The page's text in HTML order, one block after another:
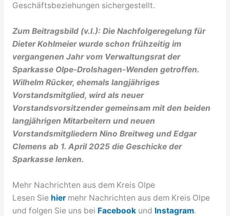
Geschäftsbeziehungen sichergestellt.
Zum Beitragsbild (v.l.): Die Nachfolgeregelung für
Dieter Kohlmeier wurde schon frühzeitig im
vergangenen Jahr vom Verwaltungsrat der
Sparkasse Olpe-Drolshagen-Wenden getroffen.
Wilhelm Rücker, ehemals langjähriges
Vorstandsmitglied, wird als neuer
Vorstandsvorsitzender gemeinsam mit den beiden
langjährigen Mitarbeitern und neuen
Vorstandsmitgliedern Nino Breitweg und Edgar
Clemens ab 1. April 2025 die Geschicke der
Sparkasse lenken.
Mehr Nachrichten aus dem Kreis Olpe
Lesen Sie hiermehr Nachrichten aus dem Kreis Olpe
und folgen Sie uns bei Facebookund Instagram.